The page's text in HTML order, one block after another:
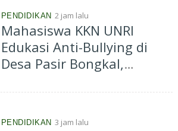
PENDIDIKAN 2 jam lalu
Mahasiswa KKN UNRI
Edukasi Anti-Bullying di
Desa Pasir Bongkal,
dan Saling Menghargai
PENDIDIKAN 3 jam lalu